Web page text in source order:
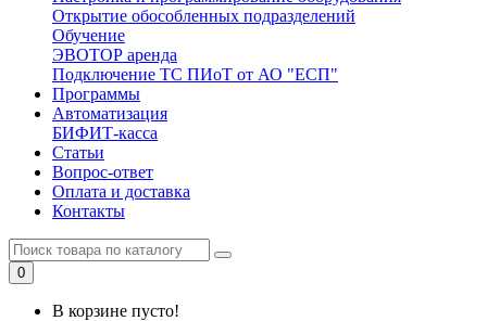
Открытие обособленных подразделений
Обучение
ЭВОТОР аренда
Подключение ТС ПИоТ от АО "ЕСП"
Программы
Автоматизация
БИФИТ-касса
Статьи
Вопрос-ответ
Оплата и доставка
Контакты
0
В корзине пусто!